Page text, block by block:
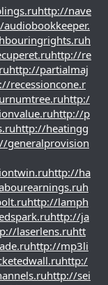
http://nave
h
http://re
http://partialmaj
recessioncone.r
http:/
http://p
http://heatingg
generalprovision
http://ha
h
http://lamph
http://ja
laserlens.ruhtt
http://mp3li
http:/
http://sei